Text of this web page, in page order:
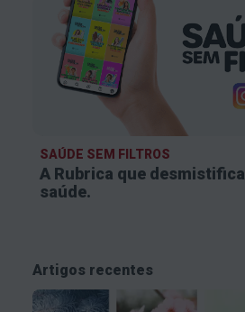
SAÚDE SEM FILTROS
A Rubrica que desmistifica
saúde.
Artigos recentes